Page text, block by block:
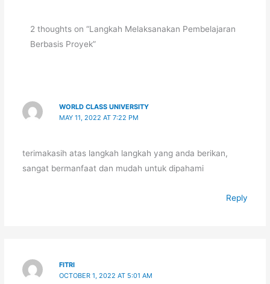
2 thoughts on “Langkah Melaksanakan Pembelajaran
Berbasis Proyek”
WORLD CLASS UNIVERSITY
MAY 11, 2022 AT 7:22 PM
terimakasih atas langkah langkah yang anda berikan,
sangat bermanfaat dan mudah untuk dipahami
Reply
FITRI
OCTOBER 1, 2022 AT 5:01 AM